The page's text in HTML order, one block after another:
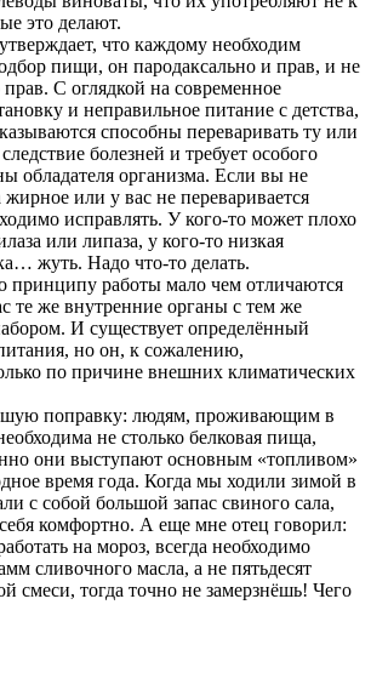
это делают.
что каждому необходим
пищи, он пародаксально и прав, и не
С оглядкой на современное
и неправильное питание с детства,
способны переваривать ту или
болезней и требует особого
обладателя организма. Если вы не
или у вас не переваривается
исправлять. У кого-то может плохо
или липаза, у кого-то низкая
жуть. Надо что-то делать.
работы мало чем отличаются
те же внутренние органы с тем же
И существует определённый
но он, к сожалению,
по причине внешних климатических
поправку: людям, проживающим в
не столько белковая пища,
они выступают основным «топливом»
время года. Когда мы ходили зимой в
с собой большой запас свиного сала,
комфортно. А еще мне отец говорил:
на мороз, всегда необходимо
сливочного масла, а не пятьдесят
смеси, тогда точно не замерзнёшь! Чего